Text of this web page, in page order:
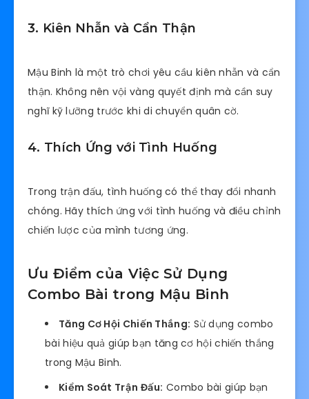
3. Kiên Nhẫn và Cẩn Thận
Mậu Binh là một trò chơi yêu cầu kiên nhẫn và cẩn
thận. Không nên vội vàng quyết định mà cần suy
nghĩ kỹ lưỡng trước khi di chuyển quân cờ.
4. Thích Ứng với Tình Huống
Trong trận đấu, tình huống có thể thay đổi nhanh
chóng. Hãy thích ứng với tình huống và điều chỉnh
chiến lược của mình tương ứng.
Ưu Điểm của Việc Sử Dụng
Combo Bài trong Mậu Binh
Tăng Cơ Hội Chiến Thắng: Sử dụng combo
bài hiệu quả giúp bạn tăng cơ hội chiến thắng
trong Mậu Binh.
Kiểm Soát Trận Đấu: Combo bài giúp bạn